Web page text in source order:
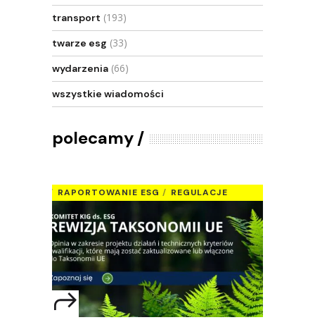
transport (193)
twarze esg (33)
wydarzenia (66)
wszystkie wiadomości
polecamy
RAPORTOWANIE ESG REGULACJE